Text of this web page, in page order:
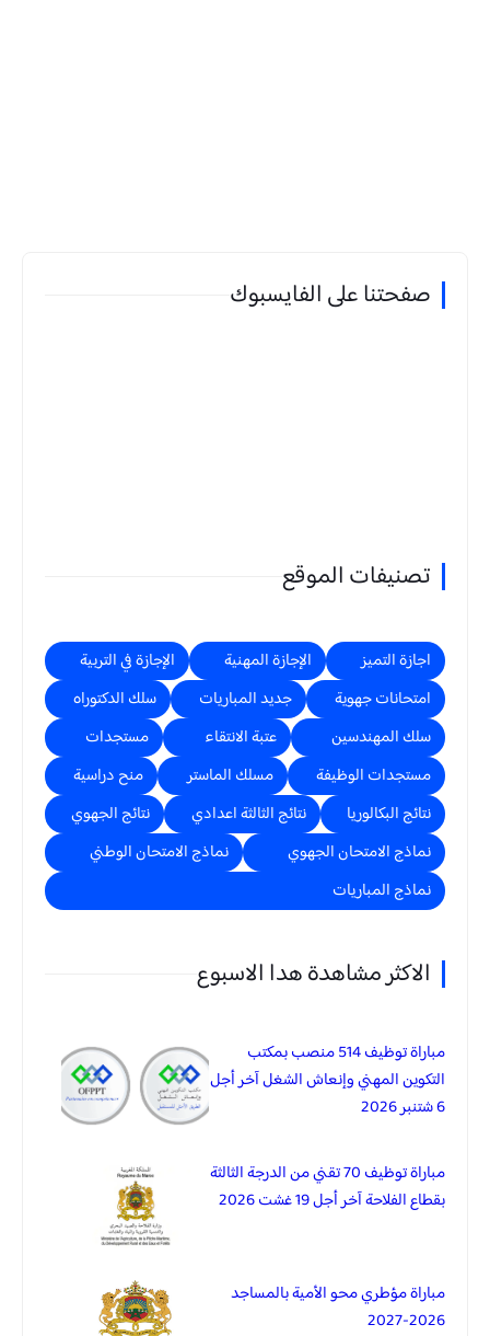
صفحتنا على الفايسبوك
تصنيفات الموقع
اجازة التميز الإجازة المهنية
الإجازة في التربية
امتحانات جهوية
جديد المباريات
سلك الدكتوراه
سلك المهندسين
عتبة الانتقاء
مستجدات
مستجدات الوظيفة
مسلك الماستر
منح دراسية
نتائج البكالوريا
نتائج الثالثة اعدادي
نتائج الجهوي
نماذج الامتحان الجهوي
نماذج الامتحان الوطني
نماذج المباريات
الاكثر مشاهدة هدا الاسبوع
مباراة توظيف 514 منصب بمكتب
التكوين المهني وإنعاش الشغل آخر أجل
6 شتنبر 2026
مباراة توظيف 70 تقني من الدرجة الثالثة
بقطاع الفلاحة آخر أجل 19 غشت 2026
مباراة مؤطري محو الأمية بالمساجد
2026-2027